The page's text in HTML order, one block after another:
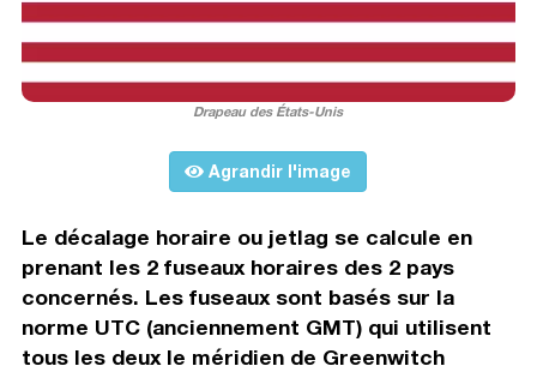
Drapeau des États-Unis
Agrandir l'image
Le décalage horaire ou jetlag se calcule en
prenant les 2 fuseaux horaires des 2 pays
concernés. Les fuseaux sont basés sur la
norme UTC (anciennement GMT) qui utilisent
tous les deux le méridien de Greenwitch